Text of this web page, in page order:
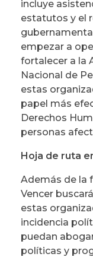
incluye
estatutos y el
empezar a
fortalecer a la
Nacional de
estas
papel más
Derechos
personas
Hoja de ruta
Además de la
Vencer
estas
incidencia
puedan
políticas y